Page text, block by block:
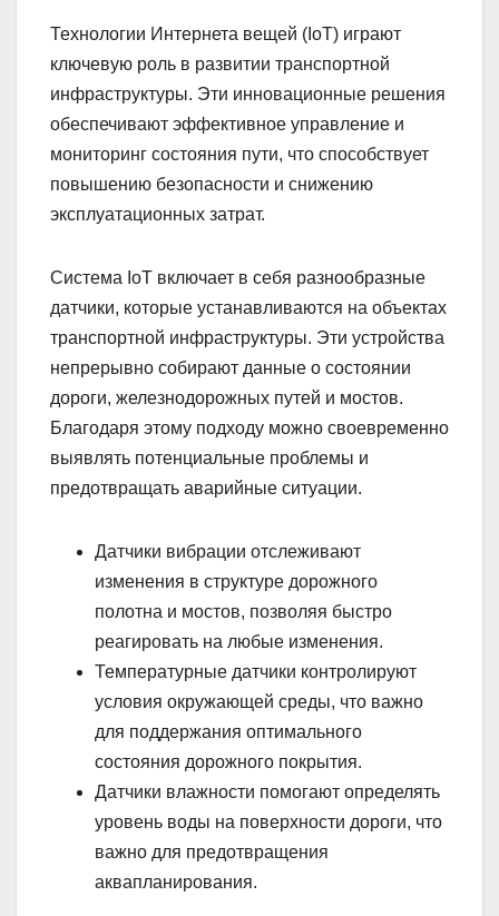
Технологии Интернета вещей (IoT) играют
ключевую роль в развитии транспортной
инфраструктуры. Эти инновационные решения
обеспечивают эффективное управление и
мониторинг состояния пути, что способствует
повышению безопасности и снижению
эксплуатационных затрат.
Система IoT включает в себя разнообразные
датчики, которые устанавливаются на объектах
транспортной инфраструктуры. Эти устройства
непрерывно собирают данные о состоянии
дороги, железнодорожных путей и мостов.
Благодаря этому подходу можно своевременно
выявлять потенциальные проблемы и
предотвращать аварийные ситуации.
Датчики вибрации отслеживают
изменения в структуре дорожного
полотна и мостов, позволяя быстро
реагировать на любые изменения.
Температурные датчики контролируют
условия окружающей среды, что важно
для поддержания оптимального
состояния дорожного покрытия.
Датчики влажности помогают определять
уровень воды на поверхности дороги, что
важно для предотвращения
аквапланирования.